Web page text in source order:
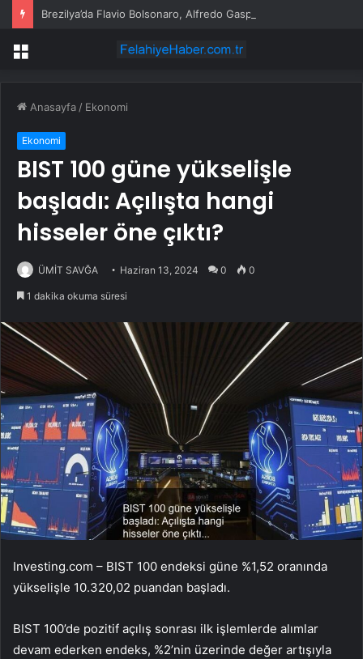
Menü
Anasayfa / Ekonomi
Ekonomi
BIST 100 güne yükselişle
başladı: Açılışta hangi
hisseler öne çıktı?
ÜMİT SAVĞA Haziran 13, 2024 0 0
1 dakika okuma süresi
Investing.com – BIST 100 endeksi güne %1,52 oranında
yükselişle 10.320,02 puandan başladı.
BIST 100’de pozitif açılış sonrası ilk işlemlerde alımlar
devam ederken endeks, %2’nin üzerinde değer artışıyla